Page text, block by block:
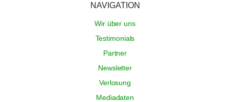
NAVIGATION
Wir über uns
Testimonials
Partner
Newsletter
Verlosung
Mediadaten